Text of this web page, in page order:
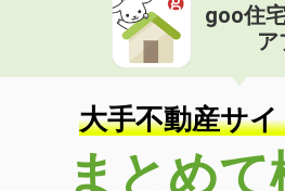
価 格
住 所
富山県富山市
専有面積 22.35m²
間取り
1K
富山県富山市中島２
goo住
ア
大手不動産サイ
まとめて